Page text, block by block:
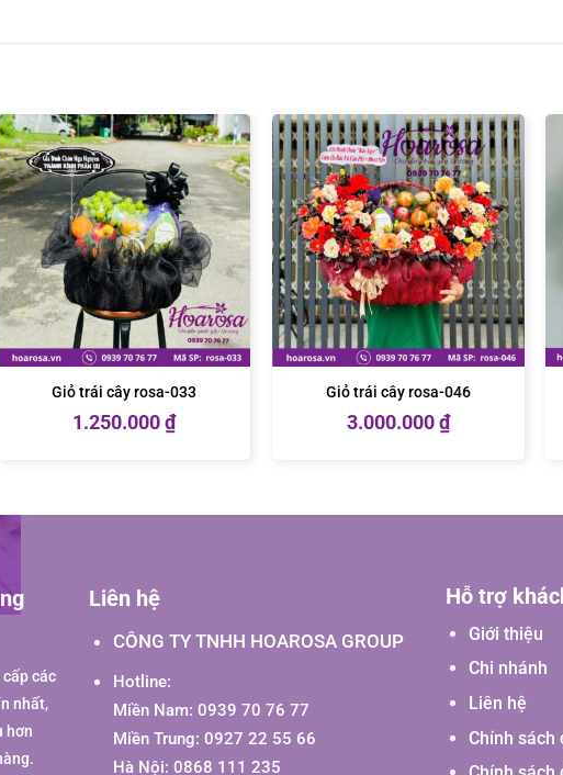
Giỏ trái cây rosa-033
1.250.000₫
Giỏ trái cây rosa-046
3.000.000₫
các
nhất,
hơn
Liên hệ
CÔNG TY TNHH HOAROSA GROUP
Hotline:
Miền Nam: 0939 70 76 77
Miền Trung: 0927 22 55 66
Hà Nội: 0868 111 235
Hỗ trợ
Giới thiệu
Chi nhánh
Liên hệ
Chính sách